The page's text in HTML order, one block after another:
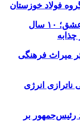
فولاد خوزستان
از چرخ‌دنده‌های صنعت تا مسیر عشق؛ ۱۰ سال
میراث‌ فرهنگی
ناترازی انرژی
رئیس‌جمهور بر